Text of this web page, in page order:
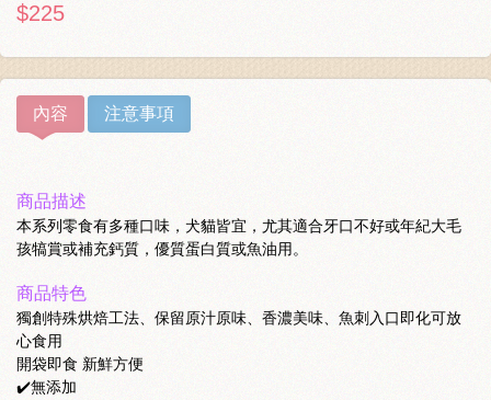
$225
內容 注意事項
商品描述
本系列零食有多種口味，犬貓皆宜，尤其適合牙口不好或年紀大毛
孩犒賞或補充鈣質，優質蛋白質或魚油用。
商品特色
獨創特殊烘焙工法、保留原汁原味、香濃美味、魚刺入口即化可放
心食用
開袋即食 新鮮方便
✔️無添加